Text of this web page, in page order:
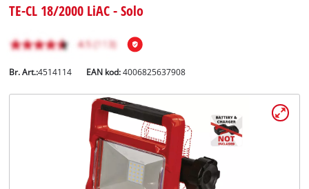
TE-CL 18/2000 LiAC - Solo
Br. Art.:4514114 EAN kod:4006825637908